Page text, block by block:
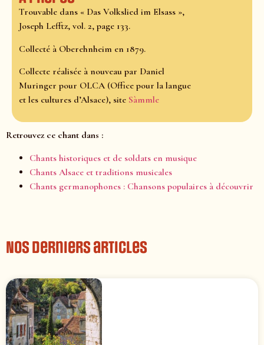
Trouvable dans « Das Volkslied im Elsass »,
Joseph Lefftz, vol. 2, page 133.
Collecté à Oberehnheim en 1879.
Collecte réalisée à nouveau par Daniel
Muringer pour OLCA (Office pour la langue
et les cultures d’Alsace), site Sàmmle
Retrouvez ce chant dans :
Chants historiques et de soldats en musique
Chants Alsace et traditions musicales
Chants germanophones : Chansons populaires à découvrir
Nos derniers articles